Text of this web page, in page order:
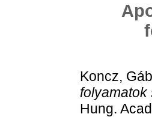
Koncz,
Hung.